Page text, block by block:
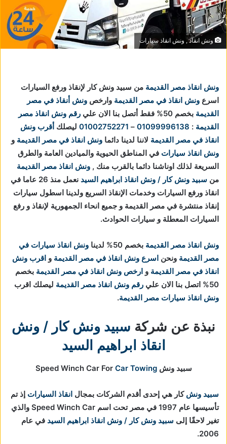
ونش انقاذ , ونش انقاذ سيارات
ونش انقاذ مصر القديمة من سبيد ونش كار لإنقاذ ورفع السيارات
اسرع ونش انقاذ في مصر القديمة وارخص ونش أنقاذ في مصر
القديمة بخصم 50% فقط أتصل بنا الان علي
رقم ونش انقاذ مصر
القديمة :
01099996138
–
01002752271 ليصلك أقرب ونش
انقاذ في مصر القديمة لاننا لدينا دائما ونش انقاذ في مصر القديمة و
ونش انقاذ سيارات في المناطق الحيوية والميادين العامة والطرق
السريعة لذلك اوناشنا دائما بالقرب منك , ونش انقاذ مصر القديمة
من سبيد ونش كار / ونش انقاذ ابراهيم السيد
نعمل منذ 26 عاما في
انقاذ ورفع السيارات وخدمات الإنقاذ السريع ولدينا اسطول سيارات
إنقاذ منتشرة في مصر القديمة و جميع انحاء الجمهورية لإنقاذ و رفع
السيارات المعطلة و سيارات الحوادث.
ونش انقاذ مصر القديمة بخصم 50% لدينا
ونش انقاذ سيارات في
مصر القديمة ونحن اسرع ونش انقاذ في مصر القديمة و اقرب ونش
انقاذ في مصر القديمة و ارخص ونش انقاذ في مصر القديمة بخصم
50% اتصل بنا الان علي
رقم ونش انقاذ مصر القديمة ليصلك اقرب
ونش انقاذ سيارات مصر القديمة.
نبذة عن شركة سبيد ونش كار / ونش
انقاذ ابراهيم السيد
سبيد ونش Speed Winch Car ForCar Towing
سبيد ونش كار هي إحدى أقدم الشركات بمجال انقاذ السيارات إذ تم
تأسيسها عام 1997 في مصر تحت اسم Speed Winch Car والذي
تغير لاحقًا إلى سبيد ونش كار / ونش انقاذ ابراهيم السيد في عام
2006.